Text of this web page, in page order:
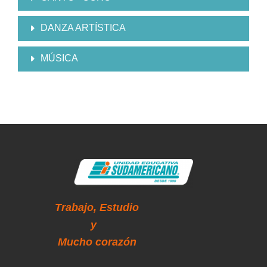
DANZA ARTÍSTICA
MÚSICA
Trabajo, Estudio
y
Mucho corazón